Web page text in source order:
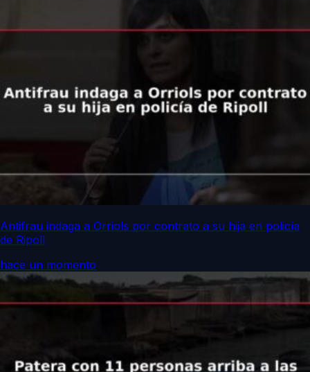
Antifrau indaga a Orriols por contrato a su hija en policía
de Ripoll
hace un momento